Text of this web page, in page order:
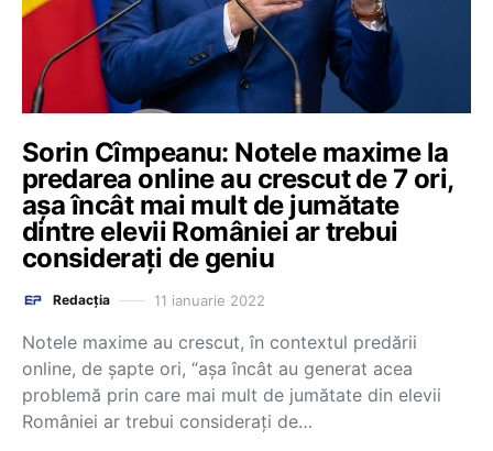
Sorin Cîmpeanu: Notele maxime la
predarea online au crescut de 7 ori,
așa încât mai mult de jumătate
dintre elevii României ar trebui
considerați de geniu
Redacția 11 ianuarie 2022
Notele maxime au crescut, în contextul predării
online, de șapte ori, “așa încât au generat acea
problemă prin care mai mult de jumătate din elevii
României ar trebui considerați de…